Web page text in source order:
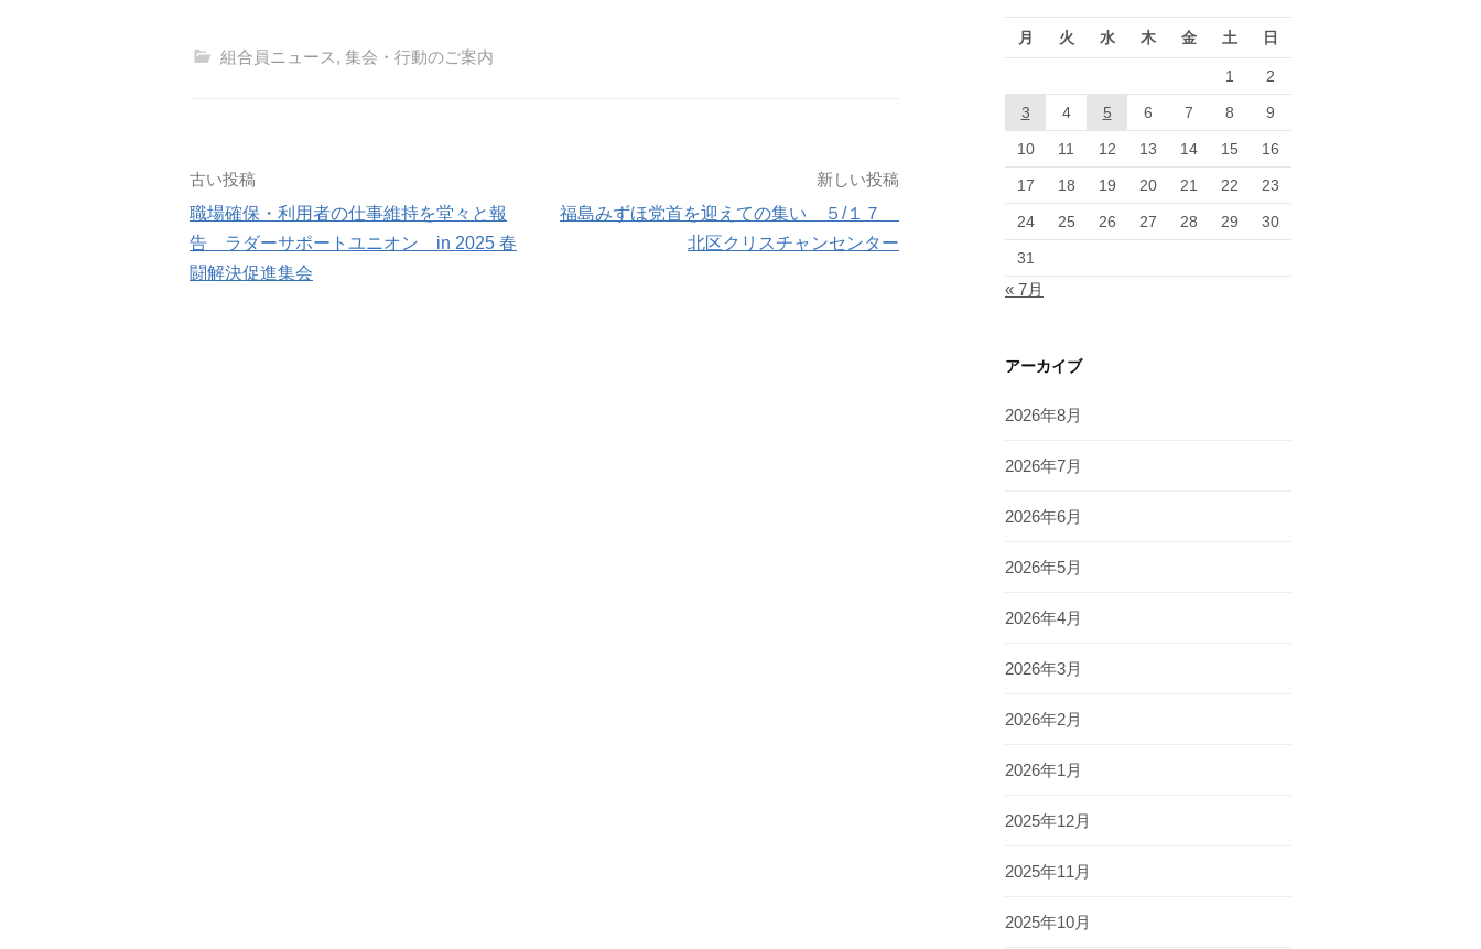
組合員ニュース, 集会・行動のご案内
投
稿
ナ
古い投稿
職場確保・利用者の仕事維持を堂々と報
告 ラダーサポートユニオン in 2025 春
闘解決促進集会
新しい投稿
福島みずほ党首を迎えての集い ５/１７
北区クリスチャンセンター
月 火 水 木 金 土 日
1 2
3 4 5 6 7 8 9
10 11 12 13 14 15 16
17 18 19 20 21 22 23
24 25 26 27 28 29 30
31
« 7月
アーカイブ
2026年8月
2026年7月
2026年6月
2026年5月
2026年4月
2026年3月
2026年2月
2026年1月
2025年12月
2025年11月
2025年10月